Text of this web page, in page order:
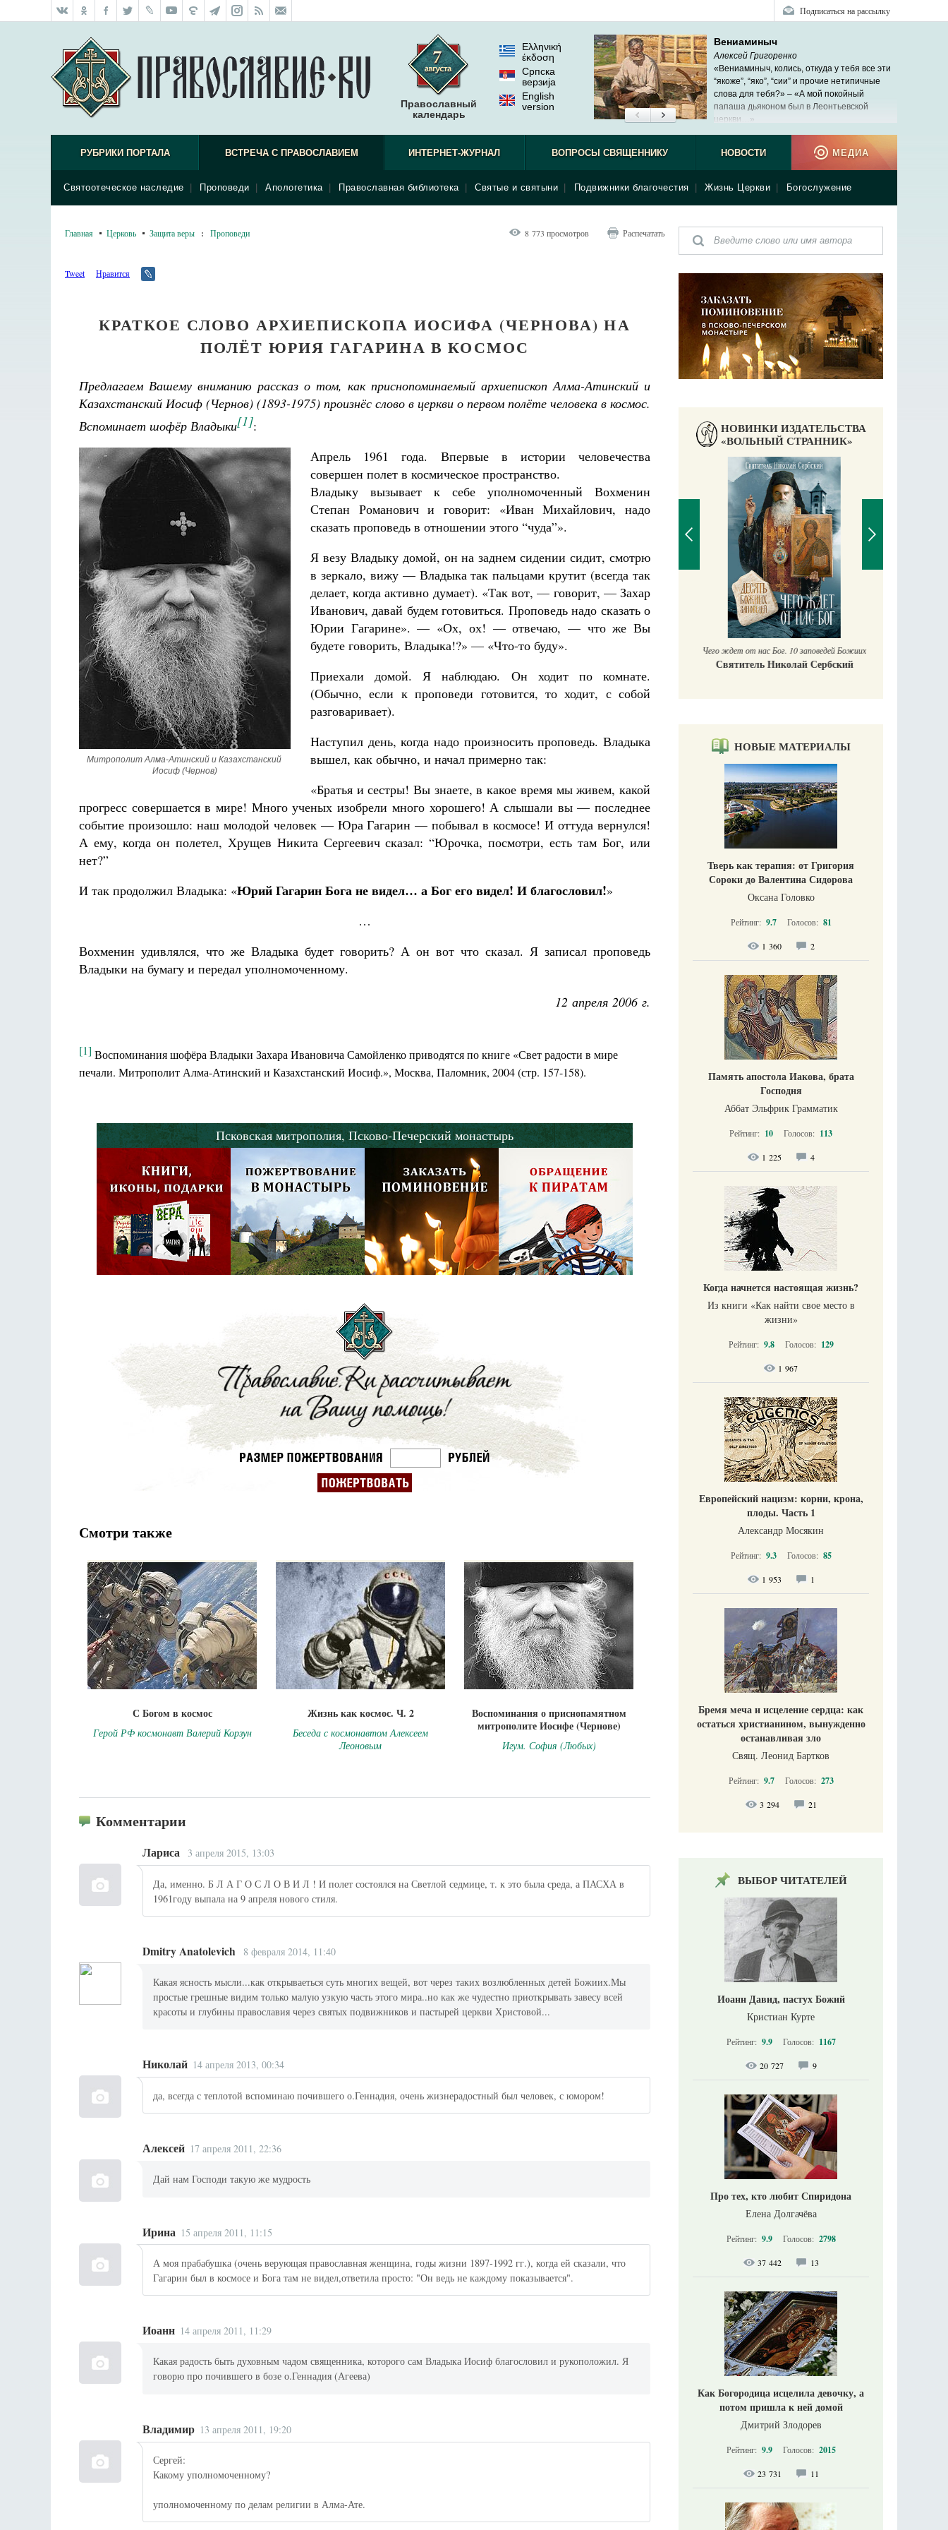
Подписаться на рассылку
Православный
календарь
Ελληνική
έκδοση
Српска
верзиjа
English
version
Вениаминыч
Алексей Григоренко
«Вениаминыч, колись, откуда у тебя все эти
“якоже”, “яко”, “сии” и прочие нетипичные
слова для тебя?» – «А мой покойный
папаша дьяконом был в Леонтьевской
церкви…»
РУБРИКИ ПОРТАЛА ВСТРЕЧА С ПРАВОСЛАВИЕМ
Святоотеческое наследие Проповеди Апологетика Православная библиотека Святые и святыни Подвижники благочестия Жизнь Церкви Богослужение
ИНТЕРНЕТ-ЖУРНАЛ ВОПРОСЫ СВЯЩЕННИКУ НОВОСТИ МЕДИА
Главная Церковь Защита веры : Проповеди 8 773 просмотров Распечатать
Tweet Нравится
КРАТКОЕ СЛОВО АРХИЕПИСКОПА ИОСИФА (ЧЕРНОВА) НА
ПОЛЁТ ЮРИЯ ГАГАРИНА В КОСМОС
Предлагаем Вашему вниманию рассказ о том, как приснопоминаемый архиепископ Алма-Атинский и
Казахстанский Иосиф (Чернов) (1893-1975) произнёс слово в церкви о первом полёте человека в космос.
Вспоминает шофёр Владыки[1]:
Митрополит Алма-Атинский и Казахстанский
Иосиф (Чернов)
Апрель 1961 года. Впервые в истории человечества
совершен полет в космическое пространство.
Владыку вызывает к себе уполномоченный Вохменин
Степан Романович и говорит: «Иван Михайлович, надо
сказать проповедь в отношении этого “чуда”».
Я везу Владыку домой, он на заднем сидении сидит, смотрю
в зеркало, вижу — Владыка так пальцами крутит (всегда так
делает, когда активно думает). «Так вот, — говорит, — Захар
Иванович, давай будем готовиться. Проповедь надо сказать о
Юрии Гагарине». — «Ох, ох! — отвечаю, — что же Вы
будете говорить, Владыка!?» — «Что-то буду».
Приехали домой. Я наблюдаю. Он ходит по комнате.
(Обычно, если к проповеди готовится, то ходит, с собой
разговаривает).
Наступил день, когда надо произносить проповедь. Владыка
вышел, как обычно, и начал примерно так:
«Братья и сестры! Вы знаете, в какое время мы живем, какой
прогресс совершается в мире! Много ученых изобрели много хорошего! А слышали вы — последнее
событие произошло: наш молодой человек — Юра Гагарин — побывал в космосе! И оттуда вернулся!
А ему, когда он полетел, Хрущев Никита Сергеевич сказал: “Юрочка, посмотри, есть там Бог, или
нет?”
И так продолжил Владыка: «Юрий Гагарин Бога не видел… а Бог его видел! И благословил!»
…
Вохменин удивлялся, что же Владыка будет говорить? А он вот что сказал. Я записал проповедь
Владыки на бумагу и передал уполномоченному.
12 апреля 2006 г.
[1] Воспоминания шофёра Владыки Захара Ивановича Самойленко приводятся по книге «Свет радости в мире
печали. Митрополит Алма-Атинский и Казахстанский Иосиф.», Москва, Паломник, 2004 (стр. 157-158).
Псковская митрополия, Псково-Печерский монастырь
Смотри также
С Богом в космос
Герой РФ космонавт Валерий Корзун
Жизнь как космос. Ч. 2
Беседа с космонавтом Алексеем
Леоновым
Воспоминания о приснопамятном
митрополите Иосифе (Чернове)
Игум. София (Любых)
Комментарии
Лариса 3 апреля 2015, 13:03
Да, именно. Б Л А Г О С Л О В И Л ! И полет состоялся на Светлой седмице, т. к это была среда, а ПАСХА в
1961году выпала на 9 апреля нового стиля.
Dmitry Anatolevich 8 февраля 2014, 11:40
Какая ясность мысли...как открываеться суть многих вещей, вот через таких возлюбленных детей Божиих.Мы
простые грешные видим только малую узкую часть этого мира..но как же чудестно приоткрывать завесу всей
красоты и глубины православия через святых подвижников и пастырей церкви Христовой...
Николай 14 апреля 2013, 00:34
да, всегда с теплотой вспоминаю почившего о.Геннадия, очень жизнерадостный был человек, с юмором!
Алексей 17 апреля 2011, 22:36
Дай нам Господи такую же мудрость
Ирина 15 апреля 2011, 11:15
А моя прабабушка (очень верующая православная женщина, годы жизни 1897-1992 гг.), когда ей сказали, что
Гагарин был в космосе и Бога там не видел,ответила просто: "Он ведь не каждому показывается".
Иоанн 14 апреля 2011, 11:29
Какая радость быть духовным чадом священника, которого сам Владыка Иосиф благословил и рукоположил. Я
говорю про почившего в бозе о.Геннадия (Агеева)
Владимир 13 апреля 2011, 19:20
Сергей:
Какому уполномоченному?
уполномоченному по делам религии в Алма-Ате.
НОВИНКИ ИЗДАТЕЛЬСТВА
«ВОЛЬНЫЙ СТРАННИК»
Разлуки не будет
Фредерика де Грааф Как найти своё место в жизни
Великомученик Георгий Победоносец. Научись у
святого
Роман Котов Чего ждет от нас Бог. 10 заповедей Божиих
Святитель Николай Сербский
НОВЫЕ МАТЕРИАЛЫ
Тверь как терапия: от Григория
Сороки до Валентина Сидорова
Оксана Головко
Рейтинг: 9.7 Голосов: 81
1 360 2
Память апостола Иакова, брата
Господня
Аббат Эльфрик Грамматик
Рейтинг: 10 Голосов: 113
1 225 4
Когда начнется настоящая жизнь?
Из книги «Как найти свое место в
жизни​»
Рейтинг: 9.8 Голосов: 129
1 967
Европейский нацизм: корни, крона,
плоды. Часть 1
Александр Мосякин
Рейтинг: 9.3 Голосов: 85
1 953 1
Бремя меча и исцеление сердца: как
остаться христианином, вынужденно
останавливая зло
Свящ. Леонид Бартков
Рейтинг: 9.7 Голосов: 273
3 294 21
ВЫБОР ЧИТАТЕЛЕЙ
Иоанн Давид, пастух Божий
Кристиан Курте
Рейтинг: 9.9 Голосов: 1167
20 727 9
Про тех, кто любит Спиридона
Елена Долгачёва
Рейтинг: 9.9 Голосов: 2798
37 442 13
Как Богородица исцелила девочку, а
потом пришла к ней домой
Дмитрий Злодорев
Рейтинг: 9.9 Голосов: 2015
23 731 11